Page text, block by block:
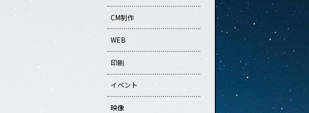
CM制作
WEB
印刷
イベント
映像